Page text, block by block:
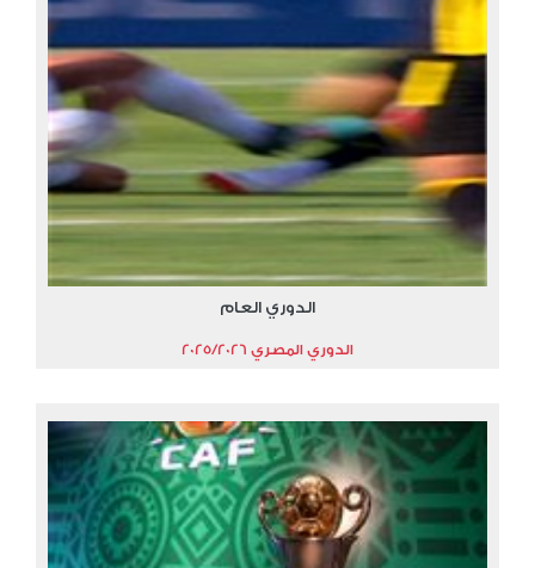
الدوري العام
الدوري المصري 2025/2026